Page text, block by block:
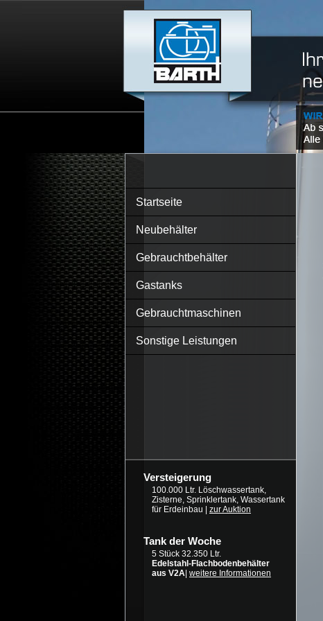
Startseite
Neubehälter
Gebrauchtbehälter
Gastanks
Gebrauchtmaschinen
Sonstige Leistungen
Versteigerung
100.000 Ltr. Löschwassertank,
Zisterne, Sprinklertank, Wassertank
für Erdeinbau | zur Auktion
Tank der Woche
5 Stück 32.350 Ltr.
Edelstahl-Flachbodenbehälter
aus V2A weitere Informationen